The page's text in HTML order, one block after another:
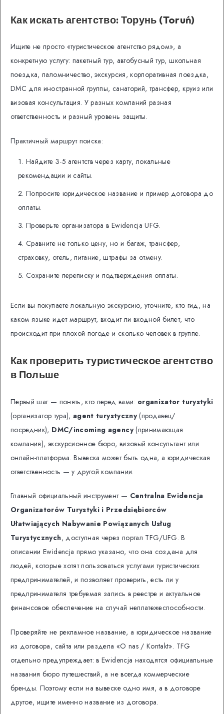
Как искать агентство: Торунь (Toruń)
Ищите не просто «туристическое агентство рядом», а
конкретную услугу: пакетный тур, автобусный тур, школьная
поездка, паломничество, экскурсия, корпоративная поездка,
DMC для иностранной группы, санаторий, трансфер, круиз или
визовая консультация. У разных компаний разная
ответственность и разный уровень защиты.
Практичный маршрут поиска:
Найдите 3-5 агентств через карту, локальные
рекомендации и сайты.
Попросите юридическое название и пример договора до
оплаты.
Проверьте организатора в Ewidencja UFG.
Сравните не только цену, но и багаж, трансфер,
страховку, отель, питание, штрафы за отмену.
Сохраните переписку и подтверждения оплаты.
Если вы покупаете локальную экскурсию, уточните, кто гид, на
каком языке идет маршрут, входит ли входной билет, что
происходит при плохой погоде и сколько человек в группе.
Как проверить туристическое агентство
в Польше
Первый шаг — понять, кто перед вами: organizator turystyki
(организатор тура), agent turystyczny(продавец/
посредник), DMC/incoming agency(принимающая
компания), экскурсионное бюро, визовый консультант или
онлайн-платформа. Вывеска может быть одна, а юридическая
ответственность — у другой компании.
Главный официальный инструмент — Centralna Ewidencja
Organizatorów Turystyki i Przedsiębiorców
Ułatwiających Nabywanie Powiązanych Usług
Turystycznych, доступная через портал TFG/UFG. В
описании Ewidencja прямо указано, что она создана для
людей, которые хотят пользоваться услугами туристических
предпринимателей, и позволяет проверить, есть ли у
предпринимателя требуемая запись в реестре и актуальное
финансовое обеспечение на случай неплатежеспособности.
Проверяйте не рекламное название, а юридическое название
из договора, сайта или раздела «O nas / Kontakt». TFG
отдельно предупреждает: в Ewidencja находятся официальные
названия бюро путешествий, а не всегда коммерческие
бренды. Поэтому если на вывеске одно имя, а в договоре
другое, ищите именно название из договора.